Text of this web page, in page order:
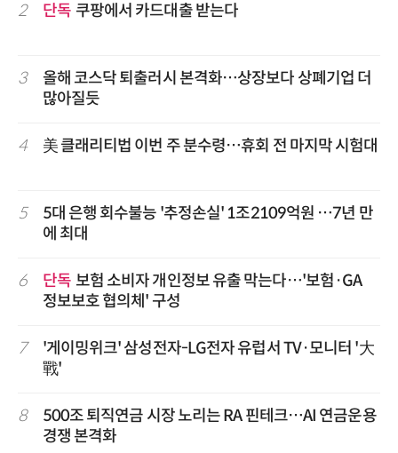
2 단독 쿠팡에서 카드대출 받는다
3
올해 코스닥 퇴출러시 본격화…상장보다 상폐기업 더
많아질듯
4 美 클래리티법 이번 주 분수령…휴회 전 마지막 시험대
5
5대 은행 회수불능 '추정손실' 1조2109억원 …7년 만
에 최대
6 단독 보험 소비자 개인정보 유출 막는다…'보험·GA
정보보호 협의체' 구성
7
'게이밍위크' 삼성전자-LG전자 유럽서 TV·모니터 '大
戰'
8
500조 퇴직연금 시장 노리는 RA 핀테크…AI 연금운용
경쟁 본격화